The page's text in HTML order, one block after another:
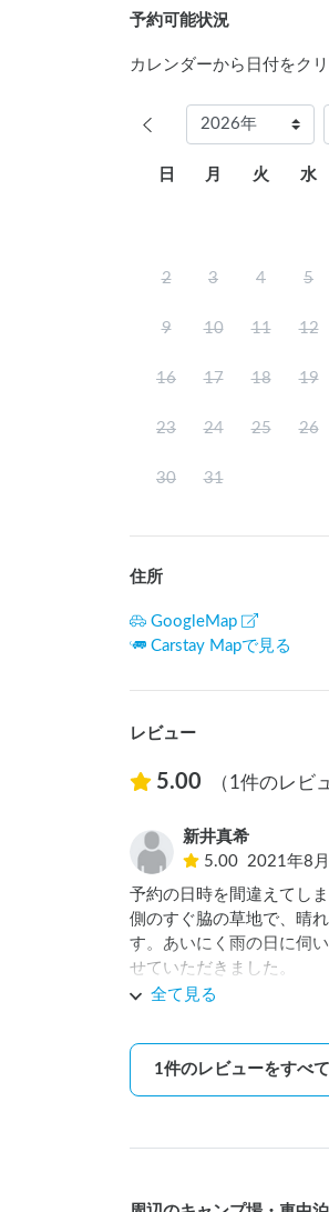
予約可能状況
カレンダーから日付をク
日 月 火 水
2 3 4 5
9 10 11 12
16 17 18 19
23 24 25 26
30 31
住所
GoogleMap
Carstay Mapで見る
レビュー
5.00 （1件のレビ
新井真希
5.00 2021年8
予約の日時を間違えてし
側のすぐ脇の草地で、晴
す。あいにく雨の日に伺
せていただきました。
天気のいい日にまたリベ
全て見る
1件のレビューをすべ